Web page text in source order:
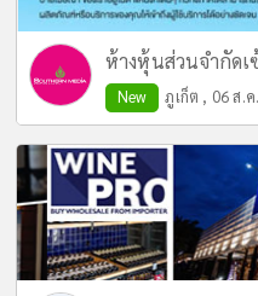
ห้างหุ้นส่วนจำกัดเ
New ภูเก็ต , 06 ส.